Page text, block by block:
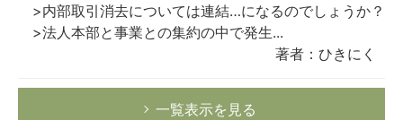
>内部取引消去については連結…になるのでしょうか？
>法人本部と事業との集約の中で発生...
著者：ひきにく
一覧表示を見る